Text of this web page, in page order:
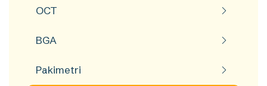
OCT
BGA
Pakimetri